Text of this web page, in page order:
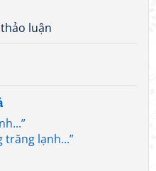
luận
trăng lạnh...”